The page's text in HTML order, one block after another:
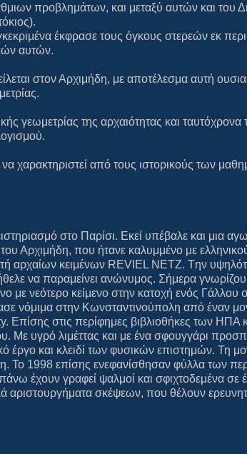
προβλημάτων, και μεταξύ αυτών και του
έκφρασε τους όγκους στερεών εκ
αυτών.
στον Αρχιμήδη, με αποτέλεσμα αυτή
γεωμετρίας της αρχαιότητας και ταυτόχρονα
χαρακτηριστεί από τους ιστορικούς των
στο Παρίσι. Εκεί υπέβαλε και μια
Αρχιμήδη, που ήτανε καλυμμένο με
αρχαίων κειμένων REVIEL NETZ. Tην
να παραμείνει ανώνυμος. Σήμερα
με νεότερο κείμενο στην κατοχή ενός Γάλλου
νόμιμα στην Κωνσταντινούπολη από έναν
στις περίφημες βιβλιοθήκες των ΗΠΑ
Με υγρό λιμέττας και με ένα σφουγγάρι
έργο και κλειδί των φυσικών επιστημών. Τη
Το 1998 επίσης ενεφανίσθησαν φύλλα των
έχουν γραφεί ψαλμοί και σφιχτοδεμένα σε
αριστουργήματα σκέψεων, που θέλουν